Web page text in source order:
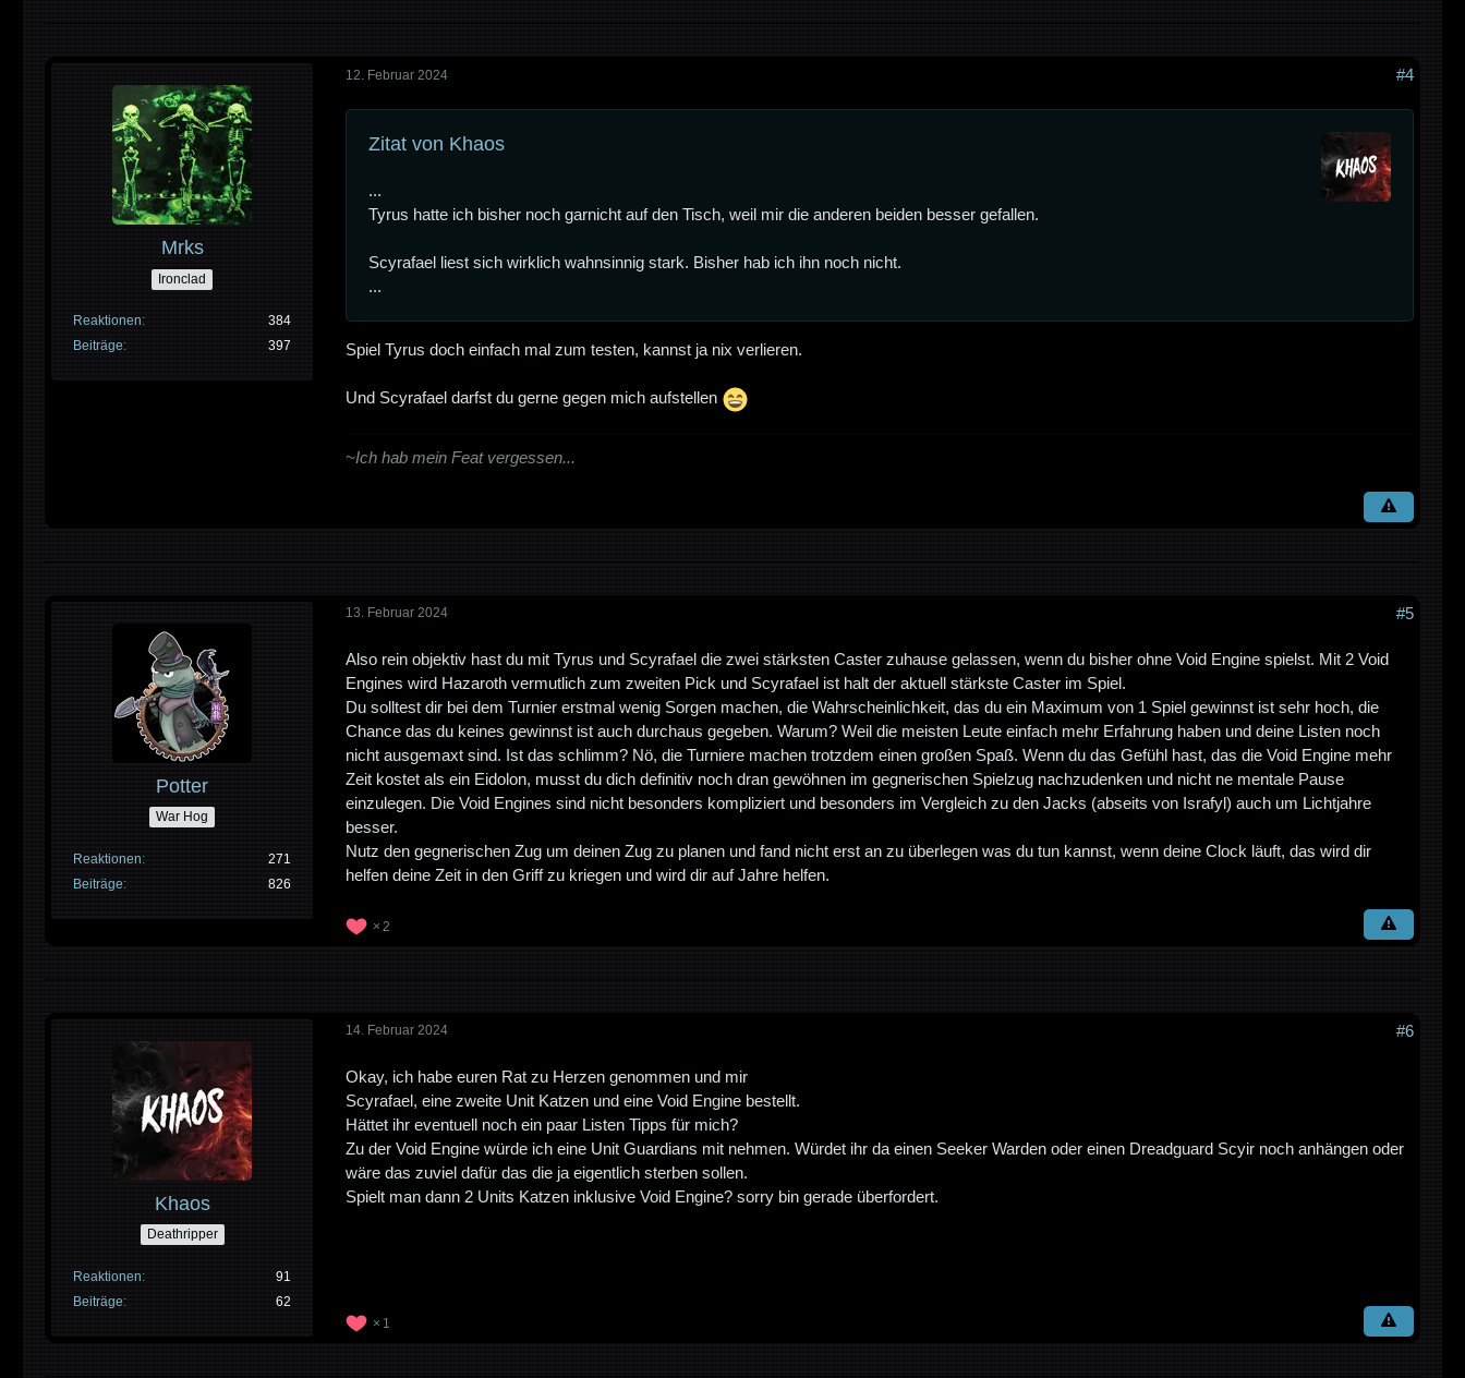
Mrks
Ironclad
Reaktionen
384
Beiträge
397
12. Februar 2024 #4
Zitat von Khaos
...
Tyrus hatte ich bisher noch garnicht auf den Tisch, weil mir die anderen beiden besser gefallen.
Scyrafael liest sich wirklich wahnsinnig stark. Bisher hab ich ihn noch nicht.
...
Spiel Tyrus doch einfach mal zum testen, kannst ja nix verlieren.
Und Scyrafael darfst du gerne gegen mich aufstellen
~Ich hab mein Feat vergessen...
Potter
War Hog
Reaktionen
271
Beiträge
826
13. Februar 2024 #5
Also rein objektiv hast du mit Tyrus und Scyrafael die zwei stärksten Caster zuhause gelassen, wenn du bisher ohne Void Engine spielst. Mit 2 Void
Engines wird Hazaroth vermutlich zum zweiten Pick und Scyrafael ist halt der aktuell stärkste Caster im Spiel.
Du solltest dir bei dem Turnier erstmal wenig Sorgen machen, die Wahrscheinlichkeit, das du ein Maximum von 1 Spiel gewinnst ist sehr hoch, die
Chance das du keines gewinnst ist auch durchaus gegeben. Warum? Weil die meisten Leute einfach mehr Erfahrung haben und deine Listen noch
nicht ausgemaxt sind. Ist das schlimm? Nö, die Turniere machen trotzdem einen großen Spaß. Wenn du das Gefühl hast, das die Void Engine mehr
Zeit kostet als ein Eidolon, musst du dich definitiv noch dran gewöhnen im gegnerischen Spielzug nachzudenken und nicht ne mentale Pause
einzulegen. Die Void Engines sind nicht besonders kompliziert und besonders im Vergleich zu den Jacks (abseits von Israfyl) auch um Lichtjahre
besser.
Nutz den gegnerischen Zug um deinen Zug zu planen und fand nicht erst an zu überlegen was du tun kannst, wenn deine Clock läuft, das wird dir
helfen deine Zeit in den Griff zu kriegen und wird dir auf Jahre helfen.
2
Khaos
Deathripper
Reaktionen
91
Beiträge
62
14. Februar 2024 #6
Okay, ich habe euren Rat zu Herzen genommen und mir
Scyrafael, eine zweite Unit Katzen und eine Void Engine bestellt.
Hättet ihr eventuell noch ein paar Listen Tipps für mich?
Zu der Void Engine würde ich eine Unit Guardians mit nehmen. Würdet ihr da einen Seeker Warden oder einen Dreadguard Scyir noch anhängen oder
wäre das zuviel dafür das die ja eigentlich sterben sollen.
Spielt man dann 2 Units Katzen inklusive Void Engine? sorry bin gerade überfordert.
1